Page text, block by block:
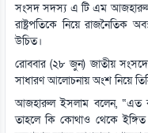
সংসদ সদস্য এ টি এম আজহারুল
রাষ্ট্রপতিকে নিয়ে রাজনৈতিক
উচিত।
রোববার (২৮ জুন) জাতীয়
সাধারণ আলোচনায় অংশ নিয়ে
আজহারুল ইসলাম বলেন, “এত
তাহলে কি কোথাও থেকে